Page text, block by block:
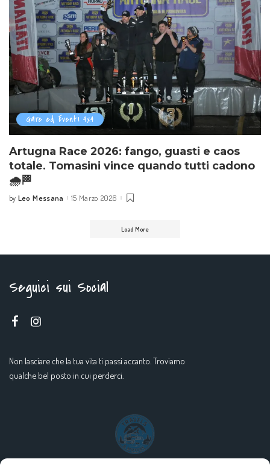
Gare ed Eventi 4x4
Artugna Race 2026: fango, guasti e caos
totale. Tomasini vince quando tutti cadono
🌧️🏁
Posted
by Leo Messana 15 Marzo 2026
Load More
Seguici sui Social
Non lasciare che la tua vita ti passi accanto. Troviamo
qualche bel posto in cui perderci.